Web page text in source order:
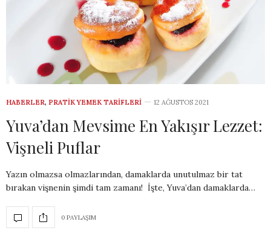
HABERLER, PRATIK YEMEK TARIFLERI 12 AĞUSTOS 2021
Yuva’dan Mevsime En Yakışır Lezzet:
Vişneli Puflar
Yazın olmazsa olmazlarından, damaklarda unutulmaz bir tat
bırakan vişnenin şimdi tam zamanı! İşte, Yuva’dan damaklarda…
0 PAYLAŞIM